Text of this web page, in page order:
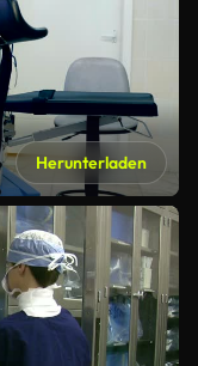
Herunterladen